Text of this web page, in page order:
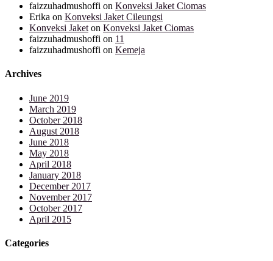
faizzuhadmushoffi on Konveksi Jaket Ciomas
Erika on Konveksi Jaket Cileungsi
Konveksi Jaket on Konveksi Jaket Ciomas
faizzuhadmushoffi on 11
faizzuhadmushoffi on Kemeja
Archives
June 2019
March 2019
October 2018
August 2018
June 2018
May 2018
April 2018
January 2018
December 2017
November 2017
October 2017
April 2015
Categories